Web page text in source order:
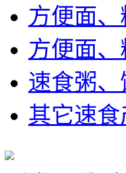
方便面
方便面
速食粥、
其它速食